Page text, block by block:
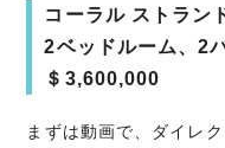
コーラル ストラン
2ベッドルーム、2
＄3,600,000
まずは動画で、ダイレ